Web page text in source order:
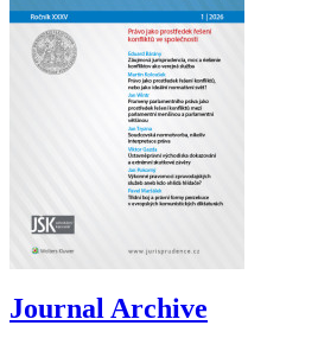
Journal Archive